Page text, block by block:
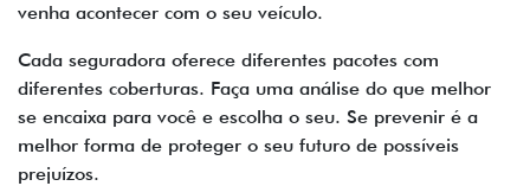
venha acontecer com o seu veículo.
Cada seguradora oferece diferentes pacotes com
diferentes coberturas. Faça uma análise do que melhor
se encaixa para você e escolha o seu. Se prevenir é a
melhor forma de proteger o seu futuro de possíveis
prejuízos.